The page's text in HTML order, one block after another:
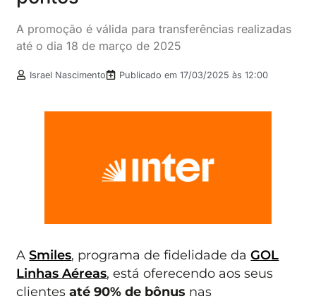
A promoção é válida para transferências realizadas
até o dia 18 de março de 2025
Israel Nascimento Publicado em17/03/2025 às 12:00
ASmiles, programa de fidelidade daGOL
Linhas Aéreas, está oferecendo aos seus
clientesaté 90% de bônus nas